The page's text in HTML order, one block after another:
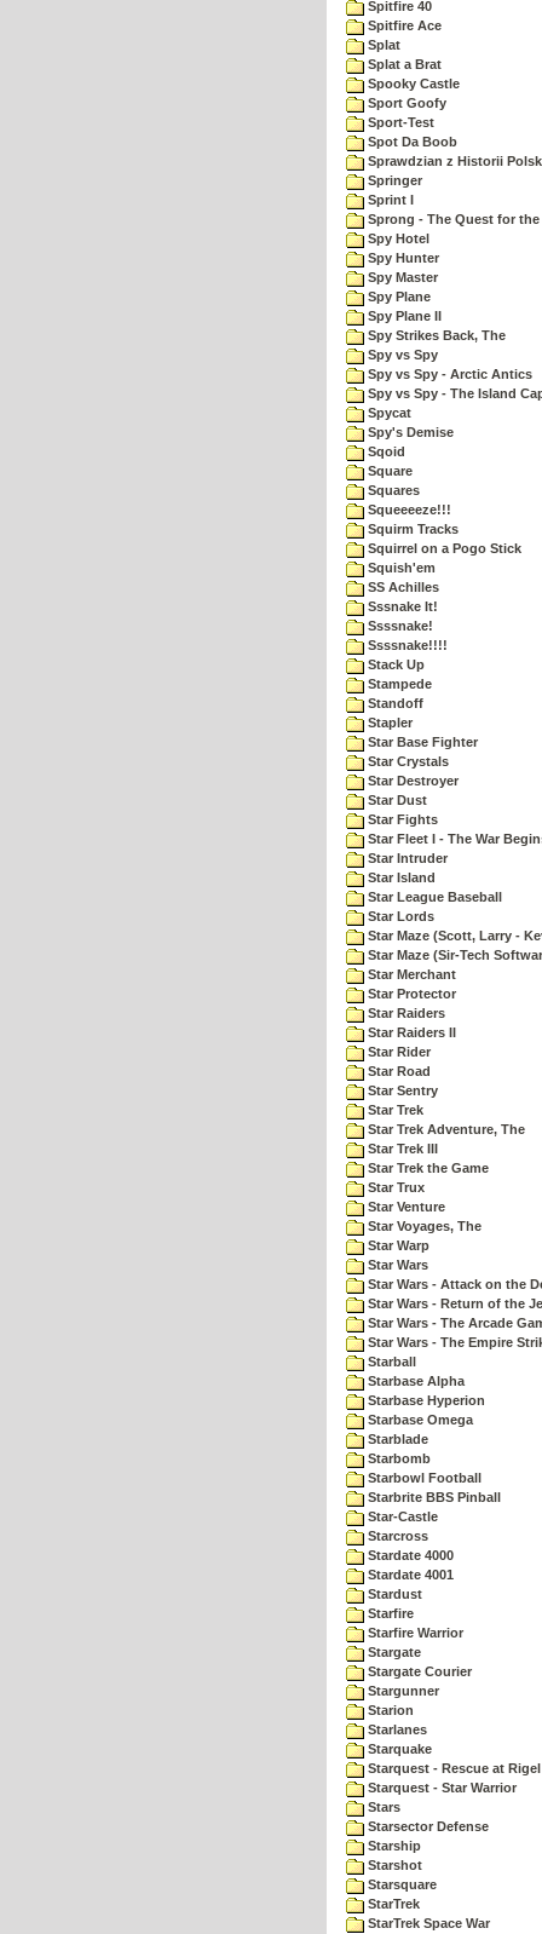
Spitfire 40
Spitfire Ace
Splat
Splat a Brat
Spooky Castle
Sport Goofy
Sport-Test
Spot Da Boob
Sprawdzian z Historii
Springer
Sprint I
Sprong - The Quest for
Spy Hotel
Spy Hunter
Spy Master
Spy Plane
Spy Plane II
Spy Strikes Back, The
Spy vs Spy
Spy vs Spy - Arctic Antics
Spy vs Spy - The Island
Spycat
Spy's Demise
Sqoid
Square
Squares
Squeeeeze!!!
Squirm Tracks
Squirrel on a Pogo Stick
Squish'em
SS Achilles
Sssnake It!
Ssssnake!
Ssssnake!!!!
Stack Up
Stampede
Standoff
Stapler
Star Base Fighter
Star Crystals
Star Destroyer
Star Dust
Star Fights
Star Fleet I - The War
Star Intruder
Star Island
Star League Baseball
Star Lords
Star Maze (Scott, Larry -
Star Maze (Sir-Tech
Star Merchant
Star Protector
Star Raiders
Star Raiders II
Star Rider
Star Road
Star Sentry
Star Trek
Star Trek Adventure, The
Star Trek III
Star Trek the Game
Star Trux
Star Venture
Star Voyages, The
Star Warp
Star Wars
Star Wars - Attack on the
Star Wars - Return of the
Star Wars - The Arcade
Star Wars - The Empire
Starball
Starbase Alpha
Starbase Hyperion
Starbase Omega
Starblade
Starbomb
Starbowl Football
Starbrite BBS Pinball
Star-Castle
Starcross
Stardate 4000
Stardate 4001
Stardust
Starfire
Starfire Warrior
Stargate
Stargate Courier
Stargunner
Starion
Starlanes
Starquake
Starquest - Rescue at Rigel
Starquest - Star Warrior
Stars
Starsector Defense
Starship
Starshot
Starsquare
StarTrek
StarTrek Space War